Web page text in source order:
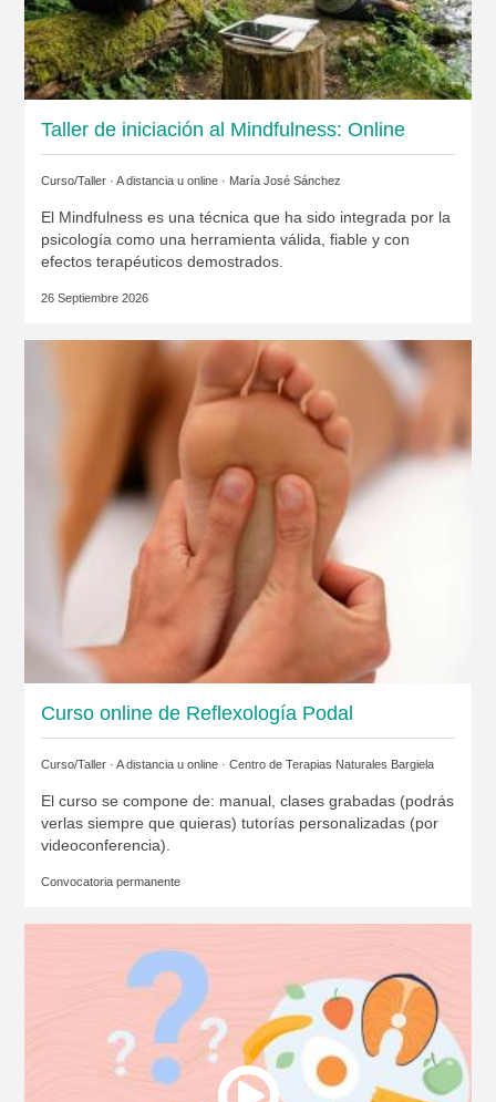
Taller de iniciación al Mindfulness: Online
Curso/Taller · A distancia u online · María José Sánchez
El Mindfulness es una técnica que ha sido integrada por la
psicología como una herramienta válida, fiable y con
efectos terapéuticos demostrados.
26 Septiembre 2026
Curso online de Reflexología Podal
Curso/Taller · A distancia u online · Centro de Terapias Naturales Bargiela
El curso se compone de: manual, clases grabadas (podrás
verlas siempre que quieras) tutorías personalizadas (por
videoconferencia).
Convocatoria permanente